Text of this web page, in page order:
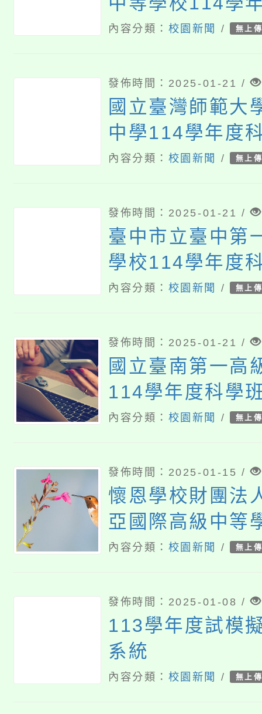
甄選入學簡章
內容分類： 校園新聞 / 無上
發佈時間：2025-01-21 /
國立臺灣師範大
中學114學年度
入學相關事宜
內容分類： 校園新聞 / 無上
發佈時間：2025-01-21 /
臺中市立臺中第
學校114學年度
入學簡章
內容分類： 校園新聞 / 無上
發佈時間：2025-01-21 /
國立臺南第一高
114學年度科學
說明會
內容分類： 校園新聞 / 無上
發佈時間：2025-01-15 /
懷恩學校財團法
亞國際高級中等
名為「路亞國際
內容分類： 校園新聞 / 無上
發佈時間：2025-01-08 /
113學年度試模
系統
內容分類： 校園新聞 / 無上